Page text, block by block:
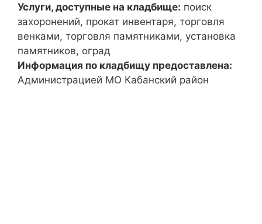
Услуги, доступные на кладбище: поиск
захоронений, прокат инвентаря, торговля
венками, торговля памятниками, установка
памятников, оград
Информация по кладбищу предоставлена:
Администрацией МО Кабанский район